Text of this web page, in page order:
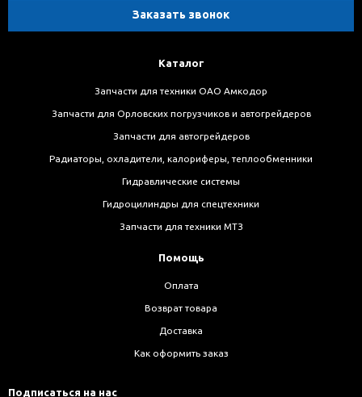
Заказать звонок
Каталог
Запчасти для техники ОАО Амкодор
Запчасти для Орловских погрузчиков и автогрейдеров
Запчасти для автогрейдеров
Радиаторы, охладители, калориферы, теплообменники
Гидравлические системы
Гидроцилиндры для спецтехники
Запчасти для техники МТЗ
Помощь
Оплата
Возврат товара
Доставка
Как оформить заказ
Подписаться на нас